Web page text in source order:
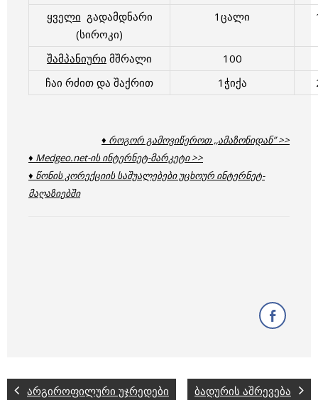
ყველი გადამდნარი
(სიროკი)
1ცალი
შამპანიური მშრალი
100
ჩაი რძით და შაქრით
1ჭიქა
♦ როგორ გამოვიწეროთ ,,ამაზონიდან” >>
♦ Medgeo.net-ის ინტერნეტ-მარკეტი >>
♦ წონის კორექციის საშუალებები უცხოურ ინტერნეტ-
მაღაზიებში
არგიროფილური უჯრედები ბადურის აშრევება